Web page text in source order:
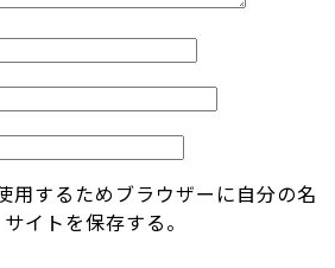
用するためブラウザーに自分の名
イトを保存する。